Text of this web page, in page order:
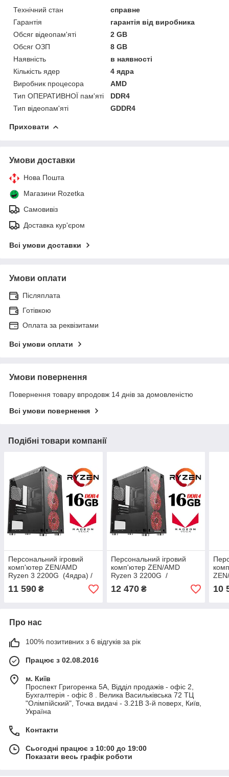
Технічний стан
справне
Гарантія
гарантія від виробника
Обсяг відеопам'яті
2 GB
Обсяг ОЗП
8 GB
Наявність
в наявності
Кількість ядер
4 ядра
Виробник процесора
AMD
Тип ОПЕРАТИВНОЇ пам'яті
DDR4
Тип відеопам'яті
GDDR4
Приховати
Умови доставки
Нова Пошта
Магазини Rozetka
Самовивіз
Доставка кур'єром
Всі умови доставки
Умови оплати
Післяплата
Готівкою
Оплата за реквізитами
Всі умови оплати
Умови повернення
Повернення товару впродовж 14 днів за домовленістю
Всі умови повернення
Подібні товари компанії
Персональний ігровий
комп'ютер ZEN/AMD
Ryzen 3 2200G (4ядра) /
16Gb_DDR4 / 1000Gb /
Radeon_Vega8_DDR4
11 590 ₴
Персональний ігровий
комп'ютер ZEN/AMD
Ryzen 3 2200G /
16Gb_DDR4 / SSD 120Gb /
HDD 1Tb / Vega8
12 470₴ 10
Про нас
100% позитивних з 6 відгуків за рік
Працює з 02.08.2016
м. Київ
Проспект Григоренка 5А, Відділ продажів - офіс 2,
Бухгалтерія - офіс 8 . Велика Васильківська 72 ТЦ
"Олімпійский", Точка видачі - 3.21В 3-й поверх, Київ,
Україна
Контакти
Сьогодні працює з 10:00 до 19:00
Показати весь графік роботи